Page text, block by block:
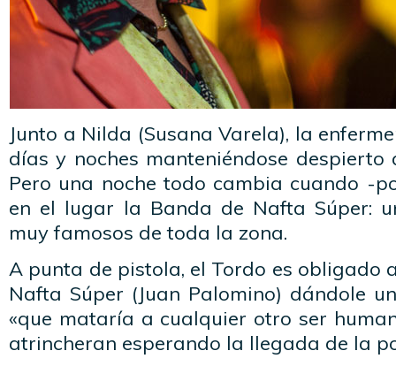
Junto a Nilda (Susana Varela), la
días y noches manteniéndose
Pero una noche todo cambia cuando -
en el lugar la Banda de Nafta Súper:
muy famosos de toda la zona.
A punta de pistola, el Tordo es obligado
Nafta Súper (Juan Palomino) dándole
«que mataría a cualquier otro ser
atrincheran esperando la llegada de la